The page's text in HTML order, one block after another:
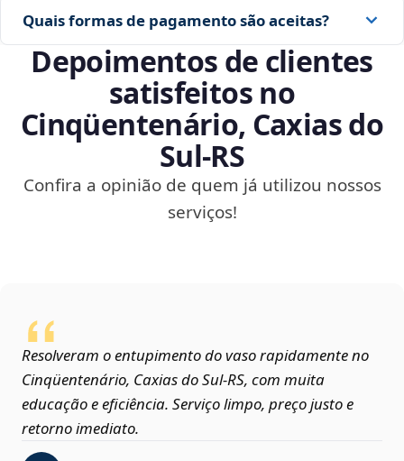
Quais formas de pagamento são aceitas?
Depoimentos de clientes
satisfeitos no
Cinqüentenário, Caxias do
Sul‑RS
Confira a opinião de quem já utilizou nossos
serviços!
Resolveram o entupimento do vaso rapidamente no
Cinqüentenário, Caxias do Sul‑RS, com muita
educação e eficiência. Serviço limpo, preço justo e
retorno imediato.